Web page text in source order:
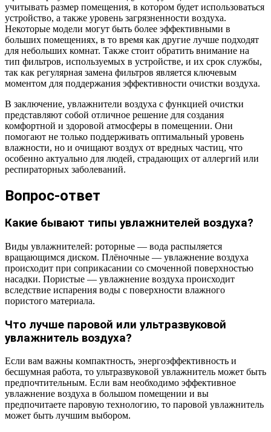
учитывать размер помещения, в котором будет использоваться
устройство, а также уровень загрязненности воздуха.
Некоторые модели могут быть более эффективными в
больших помещениях, в то время как другие лучше подходят
для небольших комнат. Также стоит обратить внимание на
тип фильтров, используемых в устройстве, и их срок службы,
так как регулярная замена фильтров является ключевым
моментом для поддержания эффективности очистки воздуха.
В заключение, увлажнители воздуха с функцией очистки
представляют собой отличное решение для создания
комфортной и здоровой атмосферы в помещении. Они
помогают не только поддерживать оптимальный уровень
влажности, но и очищают воздух от вредных частиц, что
особенно актуально для людей, страдающих от аллергий или
респираторных заболеваний.
Вопрос-ответ
Какие бывают типы увлажнителей воздуха?
Виды увлажнителей: роторные — вода распыляется
вращающимся диском. Плёночные — увлажнение воздуха
происходит при соприкасании со смоченной поверхностью
насадки. Пористые — увлажнение воздуха происходит
вследствие испарения воды с поверхности влажного
пористого материала.
Что лучше паровой или ультразвуковой
увлажнитель воздуха?
Если вам важны компактность, энергоэффективность и
бесшумная работа, то ультразвуковой увлажнитель может быть
предпочтительным. Если вам необходимо эффективное
увлажнение воздуха в большом помещении и вы
предпочитаете паровую технологию, то паровой увлажнитель
может быть лучшим выбором.